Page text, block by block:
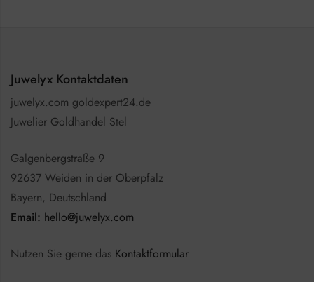
Juwelyx Kontaktdaten
juwelyx.com goldexpert24.de
Juwelier Goldhandel Stel
Galgenbergstraße 9
92637 Weiden in der Oberpfalz
Bayern, Deutschland
Email: hello@juwelyx.com
Nutzen Sie gerne das Kontaktformular